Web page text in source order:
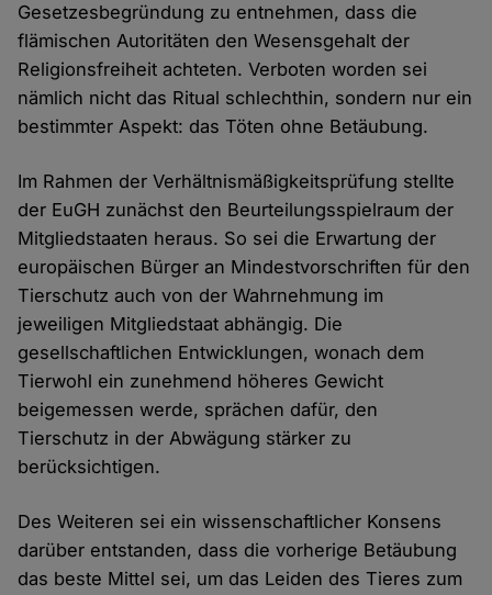
Gesetzesbegründung zu entnehmen, dass die
flämischen Autoritäten den Wesensgehalt der
Religionsfreiheit achteten. Verboten worden sei
nämlich nicht das Ritual schlechthin, sondern nur ein
bestimmter Aspekt: das Töten ohne Betäubung.
Im Rahmen der Verhältnismäßigkeitsprüfung stellte
der EuGH zunächst den Beurteilungsspielraum der
Mitgliedstaaten heraus. So sei die Erwartung der
europäischen Bürger an Mindestvorschriften für den
Tierschutz auch von der Wahrnehmung im
jeweiligen Mitgliedstaat abhängig. Die
gesellschaftlichen Entwicklungen, wonach dem
Tierwohl ein zunehmend höheres Gewicht
beigemessen werde, sprächen dafür, den
Tierschutz in der Abwägung stärker zu
berücksichtigen.
Des Weiteren sei ein wissenschaftlicher Konsens
darüber entstanden, dass die vorherige Betäubung
das beste Mittel sei, um das Leiden des Tieres zum